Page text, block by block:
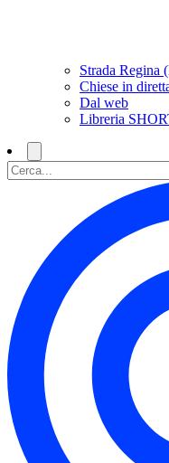
Strada Regina
Chiese in
Dal web
Libreria